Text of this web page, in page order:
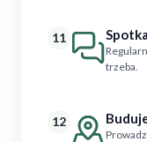
11
trzeba.
12